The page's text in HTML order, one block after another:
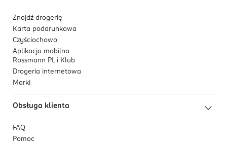
Znajdź drogerię
Karta podarunkowa
Czyściochowo
Aplikacja mobilna
Rossmann PL i Klub
Drogeria internetowa
Marki
Obsługa klienta
FAQ
Pomoc